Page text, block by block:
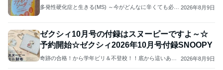
多発性硬化症と生きる(MS) ～今がどんなに辛くても必ず
2026年8月9日
ゼクシィ10月号の付録はスヌーピーですよ～☆
予約開始☆ゼクシィ2026年10月号付録SNOOPY
奇跡の合格！から学年ビリ＆不登校！！底から這いあが
2026年8月9日